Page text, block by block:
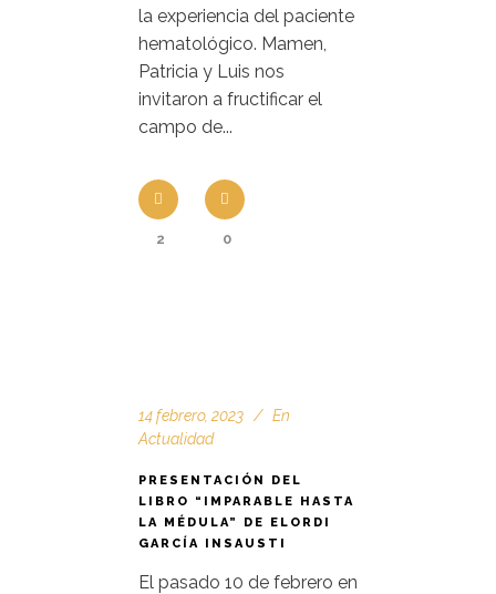
la experiencia del paciente
hematológico. Mamen,
Patricia y Luis nos
invitaron a fructificar el
campo de...
2 0
14 febrero, 2023
En
Actualidad
PRESENTACIÓN DEL
LIBRO “IMPARABLE HASTA
LA MÉDULA” DE ELORDI
GARCÍA INSAUSTI
El pasado 10 de febrero en